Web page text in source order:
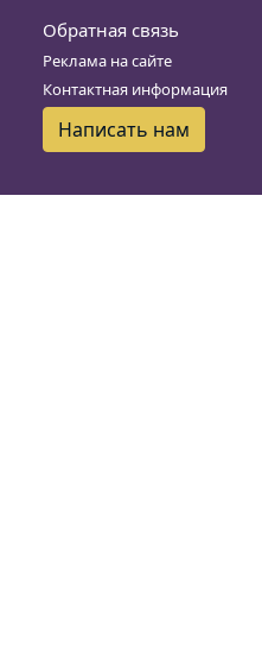
Обратная связь
Реклама на сайте
Контактная информация
Написать нам